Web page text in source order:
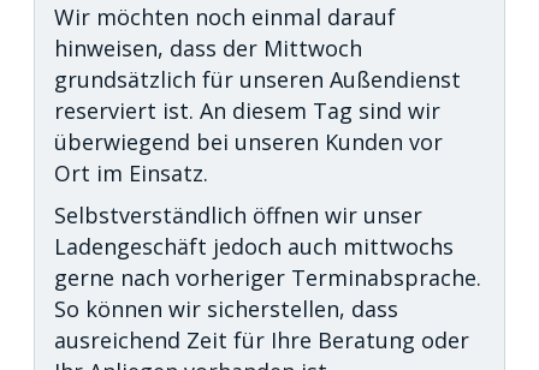
Wir möchten noch einmal darauf
hinweisen, dass der Mittwoch
grundsätzlich für unseren Außendienst
reserviert ist. An diesem Tag sind wir
überwiegend bei unseren Kunden vor
Ort im Einsatz.
Selbstverständlich öffnen wir unser
Ladengeschäft jedoch auch mittwochs
gerne nach vorheriger Terminabsprache.
So können wir sicherstellen, dass
ausreichend Zeit für Ihre Beratung oder